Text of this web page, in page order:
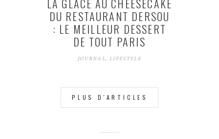
LA GLACE AU CHEESECAKE
DU RESTAURANT DERSOU
: LE MEILLEUR DESSERT
DE TOUT PARIS
JOURNAL, LIFESTYLE
PLUS D'ARTICLES